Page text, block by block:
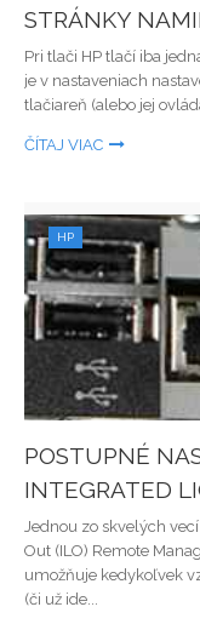
STRÁNKY
Pri tlači HP tlačí iba
je v nastaveniach
tlačiareň (alebo jej
ČÍTAJ VIAC
HP
POSTUPNÉ
INTEGRATED
Jednou zo skvelých
Out (ILO) Remote
umožňuje kedykoľvek
(či už ide...